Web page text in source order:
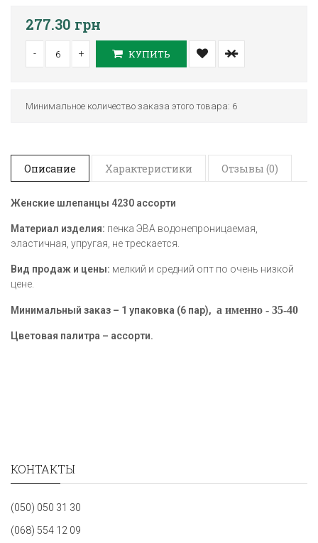
277.30 грн
- + КУПИТЬ
Минимальное количество заказа этого товара: 6
Описание Характеристики Отзывы (0)
Женские шлепанцы 4230 ассорти
Материал изделия: пенка ЭВА водонепроницаемая,
эластичная, упругая, не трескается.
Вид продаж и цены: мелкий и средний опт по очень низкой
цене.
Минимальный заказ – 1 упаковка (6 пар), а именно - 35-40
Цветовая палитра – ассорти.
КОНТАКТЫ
(050) 050 31 30
(068) 554 12 09